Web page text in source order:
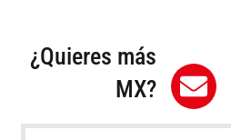
¿Quieres más
MX?